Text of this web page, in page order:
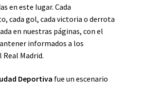
en este lugar. Cada
cada gol, cada victoria o derrota
en nuestras páginas, con el
informados a los
Real Madrid.
Deportiva fue un escenario